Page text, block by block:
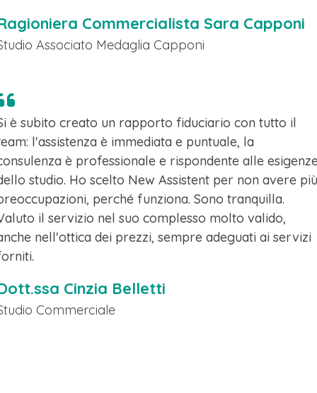
Commercialista Sara Capponi
Associato Medaglia Capponi
è subito creato un rapporto fiduciario con tutto il
l'assistenza è immediata e puntuale, la
è professionale e rispondente alle
studio. Ho scelto New Assistent per non avere più
perché funziona. Sono tranquilla.
il servizio nel suo complesso molto valido,
nell'ottica dei prezzi, sempre adeguati ai servizi
Cinzia Belletti
Commerciale